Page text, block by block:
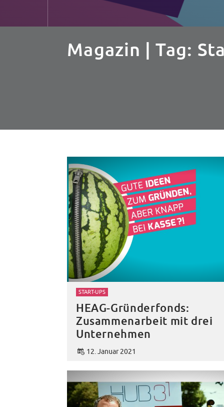
Magazin | Tag:
12. Januar 2021
START-UPS
HEAG-Gründerfonds:
Zusammenarbeit mit drei
Unternehmen